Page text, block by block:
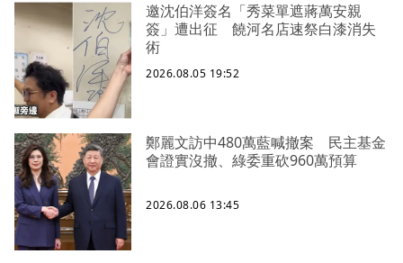
邀沈伯洋簽名「秀菜單遮蔣萬安親
簽」遭出征 饒河名店速祭白漆消失
術
2026.08.05 19:52
鄭麗文訪中480萬藍喊撤案 民主基金
會證實沒撤、綠委重砍960萬預算
2026.08.06 13:45